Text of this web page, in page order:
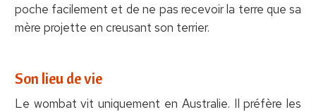
poche facilement et de ne pas recevoir la terre que sa
mère projette en creusant son terrier.
Son lieu de vie
Le wombat vit uniquement en Australie. Il préfère les